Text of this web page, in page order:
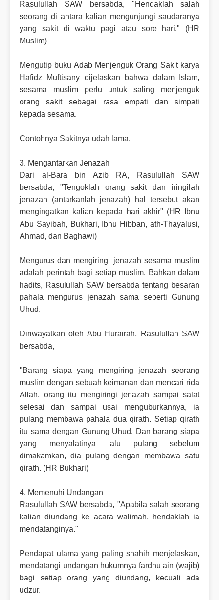
Rasulullah SAW bersabda, "Hendaklah salah
seorang di antara kalian mengunjungi saudaranya
yang sakit di waktu pagi atau sore hari." (HR
Muslim)
Mengutip buku Adab Menjenguk Orang Sakit karya
Hafidz Muftisany dijelaskan bahwa dalam Islam,
sesama muslim perlu untuk saling menjenguk
orang sakit sebagai rasa empati dan simpati
kepada sesama.
Contohnya Sakitnya udah lama.
3. Mengantarkan Jenazah
Dari al-Bara bin Azib RA, Rasulullah SAW
bersabda, "Tengoklah orang sakit dan iringilah
jenazah (antarkanlah jenazah) hal tersebut akan
mengingatkan kalian kepada hari akhir" (HR Ibnu
Abu Sayibah, Bukhari, Ibnu Hibban, ath-Thayalusi,
Ahmad, dan Baghawi)
Mengurus dan mengiringi jenazah sesama muslim
adalah perintah bagi setiap muslim. Bahkan dalam
hadits, Rasulullah SAW bersabda tentang besaran
pahala mengurus jenazah sama seperti Gunung
Uhud.
Diriwayatkan oleh Abu Hurairah, Rasulullah SAW
bersabda,
"Barang siapa yang mengiring jenazah seorang
muslim dengan sebuah keimanan dan mencari rida
Allah, orang itu mengiringi jenazah sampai salat
selesai dan sampai usai menguburkannya, ia
pulang membawa pahala dua qirath. Setiap qirath
itu sama dengan Gunung Uhud. Dan barang siapa
yang menyalatinya lalu pulang sebelum
dimakamkan, dia pulang dengan membawa satu
qirath. (HR Bukhari)
4. Memenuhi Undangan
Rasulullah SAW bersabda, "Apabila salah seorang
kalian diundang ke acara walimah, hendaklah ia
mendatanginya."
Pendapat ulama yang paling shahih menjelaskan,
mendatangi undangan hukumnya fardhu ain (wajib)
bagi setiap orang yang diundang, kecuali ada
udzur.